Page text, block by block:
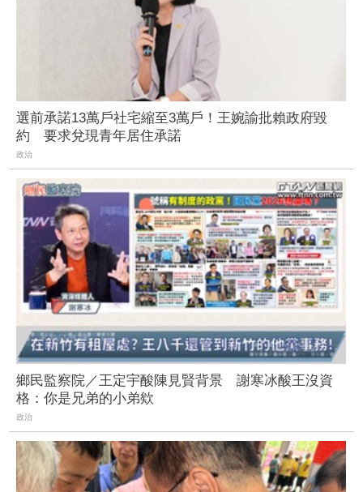
選前承諾13萬戶社宅縮至3萬戶！王婉諭批賴政府毀
約 要求兌現青年居住承諾
政治
鄉民監察院／王定宇酸陳見賢背景 謝寒冰酸王沒資
格：你是兄弟的小弟欸
政治